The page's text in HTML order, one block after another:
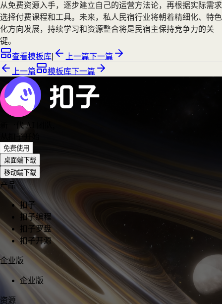
从免费资源入手，逐步建立自己的运营方法论，再根据实际需求
选择付费课程和工具。未来，私人民宿行业将朝着精细化、特色
化方向发展，持续学习和资源整合将是民宿主保持竞争力的关
键。
查看模板库
上一篇下一篇
上一篇
模板库下一篇
新一代 AI 团队
从扣子开始
免费使用
桌面端下载
移动端下载
产品
扣子
扣子编程
扣子罗盘
扣子开源
企业版
企业版
资源